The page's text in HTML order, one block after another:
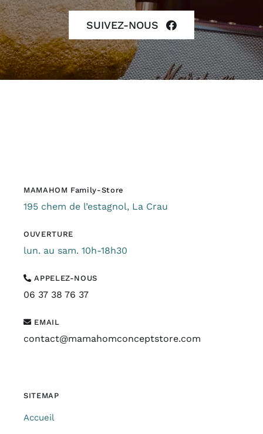
SUIVEZ-NOUS
MAMAHOM Family-Store
195 chem de l’estagnol, La Crau
OUVERTURE
lun. au sam. 10h-18h30
APPELEZ-NOUS
06 37 38 76 37
EMAIL
contact@mamahomconceptstore.com
SITEMAP
Accueil